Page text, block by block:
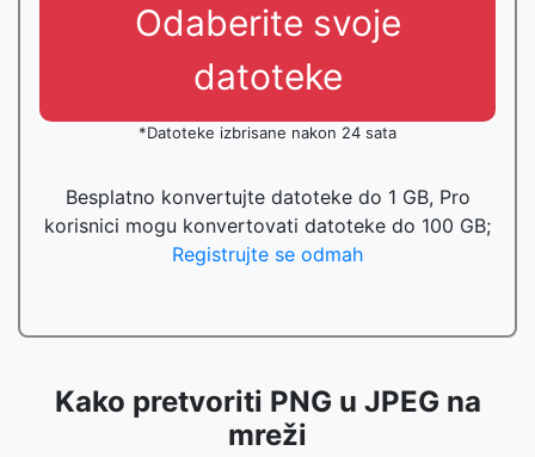
Odaberite svoje
datoteke
*Datoteke izbrisane nakon 24 sata
Besplatno konvertujte datoteke do 1 GB, Pro
korisnici mogu konvertovati datoteke do 100 GB;
Registrujte se odmah
Kako pretvoriti PNG u JPEG na
mreži